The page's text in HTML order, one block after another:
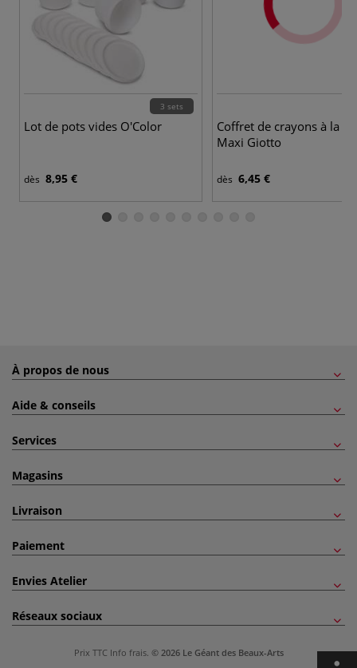
3 sets
Lot de pots vides O'Color
dès 8,95 €
Coffret de crayons à la
Maxi Giotto
dès 6,45 €
À propos de nous
Aide & conseils
Services
Magasins
Livraison
Paiement
Envies Atelier
Réseaux sociaux
Prix TTC Info frais. © 2026 Le Géant des Beaux-Arts